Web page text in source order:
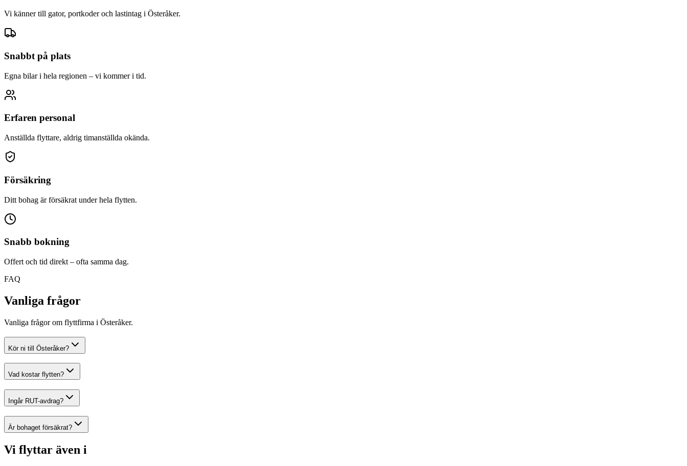
Vi känner till gator, portkoder och lastintag i Österåker.
Snabbt på plats
Egna bilar i hela regionen – vi kommer i tid.
Erfaren personal
Anställda flyttare, aldrig timanställda okända.
Försäkring
Ditt bohag är försäkrat under hela flytten.
Snabb bokning
Offert och tid direkt – ofta samma dag.
FAQ
Vanliga frågor
Vanliga frågor om flyttfirma i Österåker.
Kör ni till Österåker?
Vad kostar flytten?
Ingår RUT-avdrag?
Är bohaget försäkrat?
Vi flyttar även i